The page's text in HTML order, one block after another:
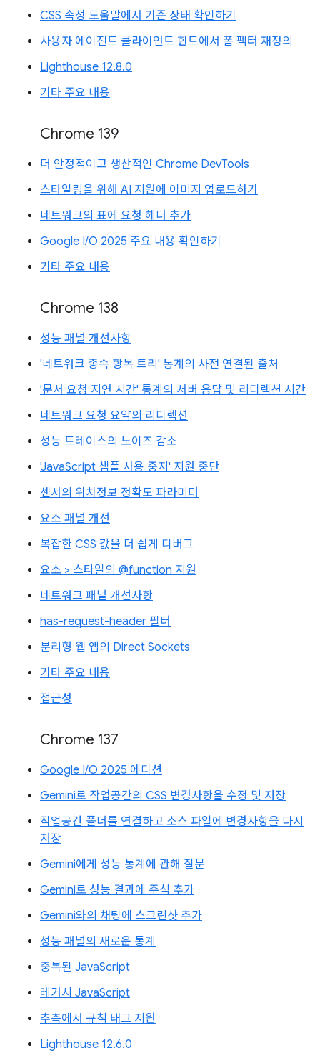
CSS 속성 도움말에서 기준 상태 확인하기
사용자 에이전트 클라이언트 힌트에서 폼 팩터 재정의
Lighthouse 12.8.0
기타 주요 내용
Chrome 139
더 안정적이고 생산적인 Chrome DevTools
스타일링을 위해 AI 지원에 이미지 업로드하기
네트워크의 표에 요청 헤더 추가
Google I/O 2025 주요 내용 확인하기
기타 주요 내용
Chrome 138
성능 패널 개선사항
'네트워크 종속 항목 트리' 통계의 사전 연결된 출처
'문서 요청 지연 시간' 통계의 서버 응답 및 리디렉션 시간
네트워크 요청 요약의 리디렉션
성능 트레이스의 노이즈 감소
'JavaScript 샘플 사용 중지' 지원 중단
센서의 위치정보 정확도 파라미터
요소 패널 개선
복잡한 CSS 값을 더 쉽게 디버그
요소 > 스타일의 @function 지원
네트워크 패널 개선사항
has-request-header 필터
분리형 웹 앱의 Direct Sockets
기타 주요 내용
접근성
Chrome 137
Google I/O 2025 에디션
Gemini로 작업공간의 CSS 변경사항을 수정 및 저장
작업공간 폴더를 연결하고 소스 파일에 변경사항을 다시
저장
Gemini에게 성능 통계에 관해 질문
Gemini로 성능 결과에 주석 추가
Gemini와의 채팅에 스크린샷 추가
성능 패널의 새로운 통계
중복된 JavaScript
레거시 JavaScript
추측에서 규칙 태그 지원
Lighthouse 12.6.0